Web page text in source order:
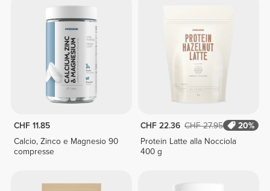
CHF 11.85
Calcio, Zinco e Magnesio 90
compresse
CHF 22.36 CHF 27.95
20%
Protein Latte alla Nocciola
400 g